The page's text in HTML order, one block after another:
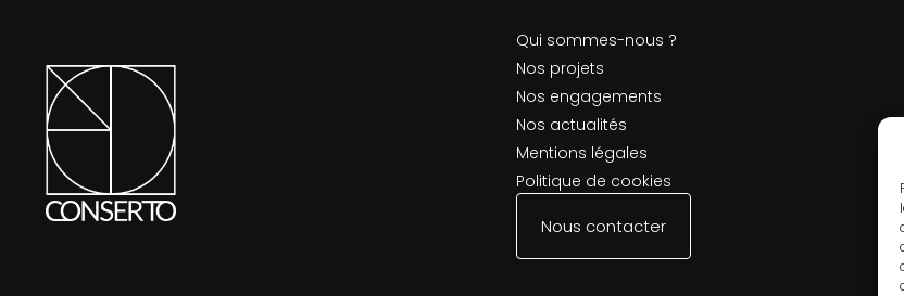
Qui sommes-nous ?
Nos projets
Nos engagements
Nos actualités
Mentions légales
Politique de cookies
Nous contacter